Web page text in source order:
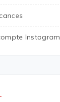
Instagram